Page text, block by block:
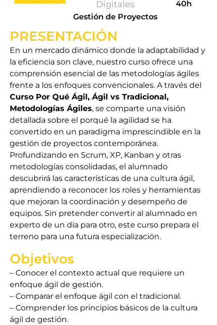
Digitales
Gestión de Proyectos
40h
PRESENTACIÓN
En un mercado dinámico donde la adaptabilidad y
la eficiencia son clave, nuestro curso ofrece una
comprensión esencial de las metodologías ágiles
frente a los enfoques convencionales. A través del
Curso Por Qué Ágil, Ágil vs Tradicional,
Metodologías Ágiles, se comparte una visión
detallada sobre el porqué la agilidad se ha
convertido en un paradigma imprescindible en la
gestión de proyectos contemporánea.
Profundizando en Scrum, XP, Kanban y otras
metodologías consolidadas, el alumnado
descubrirá las características de una cultura ágil,
aprendiendo a reconocer los roles y herramientas
que mejoran la coordinación y desempeño de
equipos. Sin pretender convertir al alumnado en
experto de un día para otro, este curso prepara el
terreno para una futura especialización.
Objetivos
– Conocer el contexto actual que requiere un
enfoque ágil de gestión.
– Comparar el enfoque ágil con el tradicional.
– Comprender los principios básicos de la cultura
ágil de gestión.